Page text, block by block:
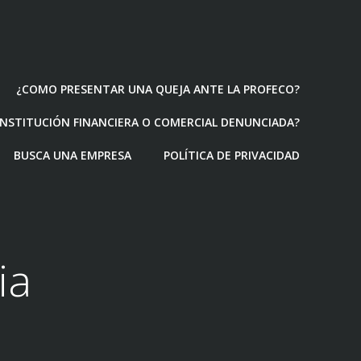
¿COMO PRESENTAR UNA QUEJA ANTE LA PROFECO?
FINANCIERA O COMERCIAL DENUNCIADA?
BUSCA UNA EMPRESA POLÍTICA DE PRIVACIDAD